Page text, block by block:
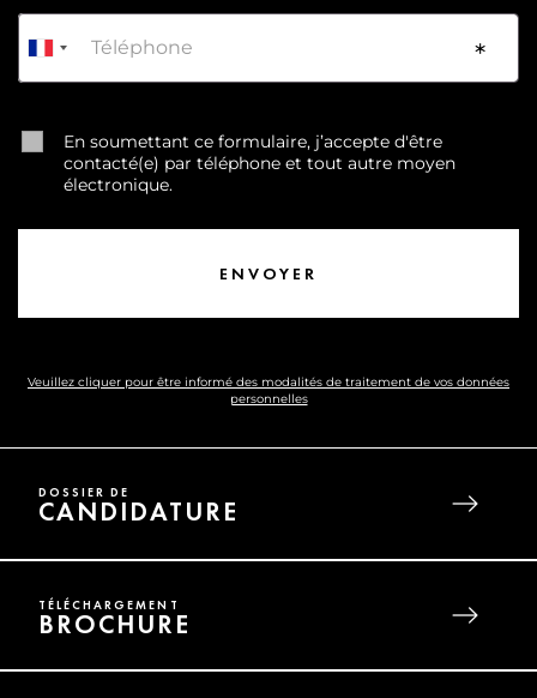
En soumettant ce formulaire, j’accepte d'être
contacté(e) par téléphone et tout autre moyen
électronique.
Veuillez cliquer pour être informé des modalités de traitement de vos données
personnelles
DOSSIER DE
CANDIDATURE
TÉLÉCHARGEMENT
BROCHURE